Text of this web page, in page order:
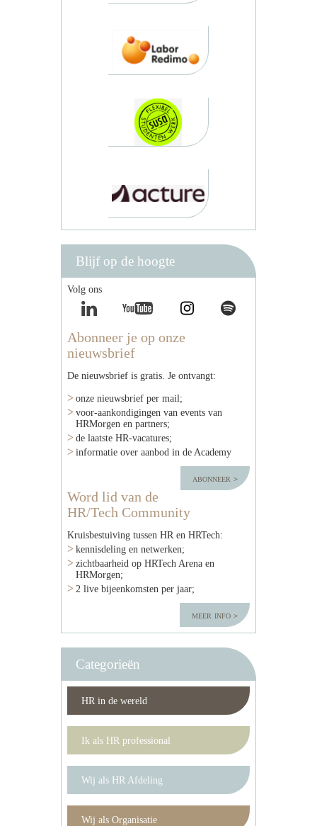
Blijf op de hoogte
Volg ons
Abonneer je op onze
nieuwsbrief
De nieuwsbrief is gratis. Je ontvangt:
onze nieuwsbrief per mail;
voor-aankondigingen van events van
HRMorgen en partners;
de laatste HR-vacatures;
informatie over aanbod in de Academy
abonneer
Word lid van de
HR/Tech Community
Kruisbestuiving tussen HR en HRTech:
kennisdeling en netwerken;
zichtbaarheid op HRTech Arena en
HRMorgen;
2 live bijeenkomsten per jaar;
meer info
Categorieën
HR in de wereld
Ik als HR professional
Wij als HR Afdeling
Wij als Organisatie